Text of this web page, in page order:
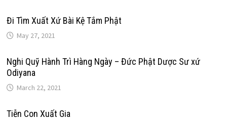
Đi Tìm Xuất Xứ Bài Kệ Tắm Phật
May 27, 2021
Nghi Quỹ Hành Trì Hàng Ngày – Đức Phật Dược Sư xứ
Odiyana
March 22, 2021
Tiễn Con Xuất Gia